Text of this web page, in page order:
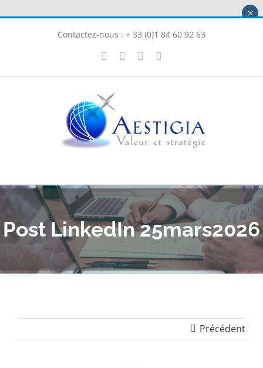
Contactez-nous : + 33 (0)1 84 60 92 63
LinkedInInstagram
Post LinkedIn 25mars2026
Précédent
×